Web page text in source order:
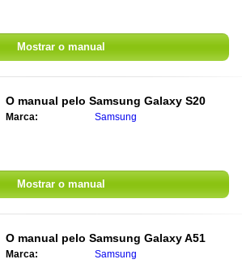
Mostrar o manual
O manual pelo Samsung Galaxy S20
Marca: Samsung
Mostrar o manual
O manual pelo Samsung Galaxy A51
Marca: Samsung